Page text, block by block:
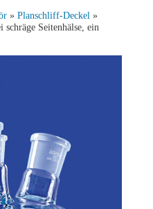
» Planschliff-Deckel»
Seitenhälse, ein